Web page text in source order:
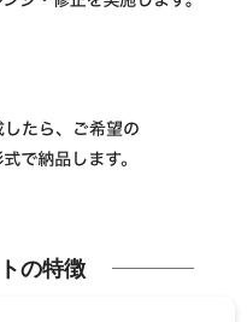
の特徴